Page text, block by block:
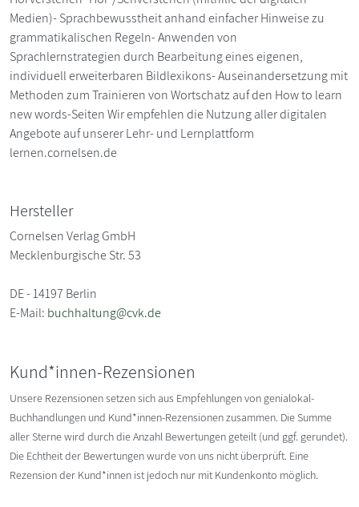
Medien)- Sprachbewusstheit anhand einfacher Hinweise zu
grammatikalischen Regeln- Anwenden von
Sprachlernstrategien durch Bearbeitung eines eigenen,
individuell erweiterbaren Bildlexikons- Auseinandersetzung mit
Methoden zum Trainieren von Wortschatz auf den How to learn
new words-Seiten Wir empfehlen die Nutzung aller digitalen
Angebote auf unserer Lehr- und Lernplattform
lernen.cornelsen.de
Hersteller
Cornelsen Verlag GmbH
Mecklenburgische Str. 53
DE - 14197 Berlin
E-Mail: buchhaltung@cvk.de
Kund*innen-Rezensionen
Unsere Rezensionen setzen sich aus Empfehlungen von genialokal-
Buchhandlungen und Kund*innen-Rezensionen zusammen. Die Summe
aller Sterne wird durch die Anzahl Bewertungen geteilt (und ggf. gerundet).
Die Echtheit der Bewertungen wurde von uns nicht überprüft. Eine
Rezension der Kund*innen ist jedoch nur mit Kundenkonto möglich.